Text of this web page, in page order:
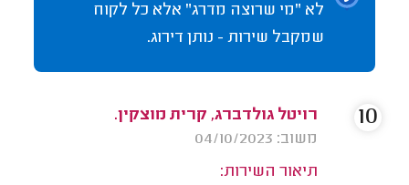
לא "מי שרוצה מדרג" אלא כל לקוח
שמקבל שירות - נותן דירוג.
רויטל גולדברג, קרית מוצקין.
משוב: 04/10/2023
תיאור השירות:
10